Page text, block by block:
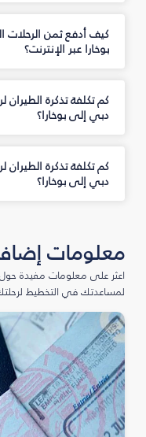
كيف أدفع ثمن
بوخارا عبر الإنترنت؟
كم تكلفة تذكرة الطيران
دبي إلى بوخارا؟
كم تكلفة تذكرة الطيران
دبي إلى بوخارا؟
معلومات
اعثر على معلومات مفيدة حول
لمساعدتك في التخطيط